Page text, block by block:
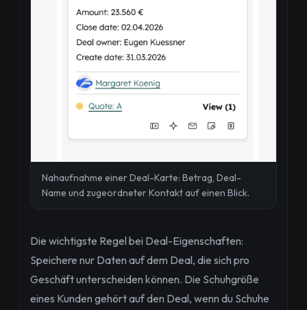
Nahaufnahme einer Deal-Karte: Betrag, Deal-
Name und zugeordneter Kontakt auf einen Blick.
Die wichtigste Regel bei Deal-Eigenschaften:
Speichere nur Daten auf dem Deal, die sich pro
Geschäft unterscheiden können. Die Schuhgröße
eines Kunden gehört auf den Deal, wenn du Schuhe